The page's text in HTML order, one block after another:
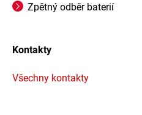
Zpětný odběr baterií
Kontakty
Všechny kontakty